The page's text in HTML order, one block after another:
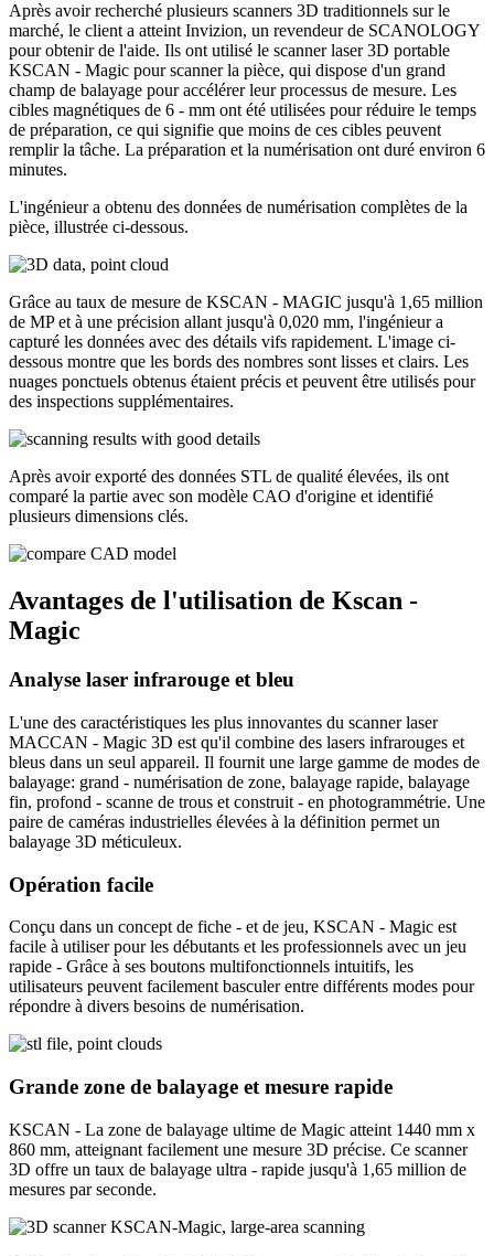
Après avoir recherché plusieurs scanners 3D traditionnels sur le
marché, le client a atteint Invizion, un revendeur de SCANOLOGY
pour obtenir de l'aide. Ils ont utilisé le scanner laser 3D portable
KSCAN - Magic pour scanner la pièce, qui dispose d'un grand
champ de balayage pour accélérer leur processus de mesure. Les
cibles magnétiques de 6 - mm ont été utilisées pour réduire le temps
de préparation, ce qui signifie que moins de ces cibles peuvent
remplir la tâche. La préparation et la numérisation ont duré environ 6
minutes.
L'ingénieur a obtenu des données de numérisation complètes de la
pièce, illustrée ci-dessous.
Grâce au taux de mesure de KSCAN - MAGIC jusqu'à 1,65 million
de MP et à une précision allant jusqu'à 0,020 mm, l'ingénieur a
capturé les données avec des détails vifs rapidement. L'image ci-
dessous montre que les bords des nombres sont lisses et clairs. Les
nuages ​​ponctuels obtenus étaient précis et peuvent être utilisés pour
des inspections supplémentaires.
Après avoir exporté des données STL de qualité élevées, ils ont
comparé la partie avec son modèle CAO d'origine et identifié
plusieurs dimensions clés.
Avantages de l'utilisation de Kscan -
Magic
Analyse laser infrarouge et bleu
L'une des caractéristiques les plus innovantes du scanner laser
MACCAN - Magic 3D est qu'il combine des lasers infrarouges et
bleus dans un seul appareil. Il fournit une large gamme de modes de
balayage: grand - numérisation de zone, balayage rapide, balayage
fin, profond - scanne de trous et construit - en photogrammétrie. Une
paire de caméras industrielles élevées à la définition permet un
balayage 3D méticuleux.
Opération facile
Conçu dans un concept de fiche - et de jeu, KSCAN - Magic est
facile à utiliser pour les débutants et les professionnels avec un jeu
rapide - Grâce à ses boutons multifonctionnels intuitifs, les
utilisateurs peuvent facilement basculer entre différents modes pour
répondre à divers besoins de numérisation.
Grande zone de balayage et mesure rapide
KSCAN - La zone de balayage ultime de Magic atteint 1440 mm x
860 mm, atteignant facilement une mesure 3D précise. Ce scanner
3D offre un taux de balayage ultra - rapide jusqu'à 1,65 million de
mesures par seconde.